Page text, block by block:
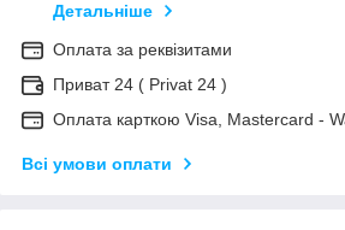
Детальніше
Оплата за реквізитами
Приват 24 ( Privat 24 )
Оплата карткою Visa, Mastercard -
Всі умови оплати